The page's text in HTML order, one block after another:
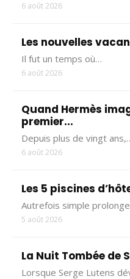
6 août 2026
Les nouvelles
Il fut un temps où…
6 août 2026
Quand Hermès
premier...
Depuis plus de vingt
6 août 2026
Les 5 piscines
Autrefois simple
5 août 2026
La Nuit Tombée de
Lorsque Serge Lutens